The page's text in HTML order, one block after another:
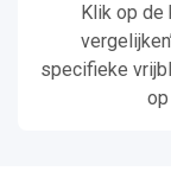
Klik op de
specifieke